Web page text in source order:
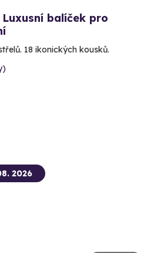
balíček pro
18 ikonických kousků.
2026